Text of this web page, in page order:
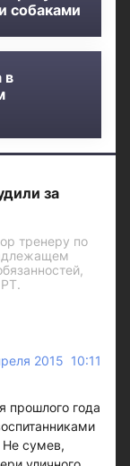
собаками
в
за
тренеру по
2015 10:11
прошлого года
Не сумев,